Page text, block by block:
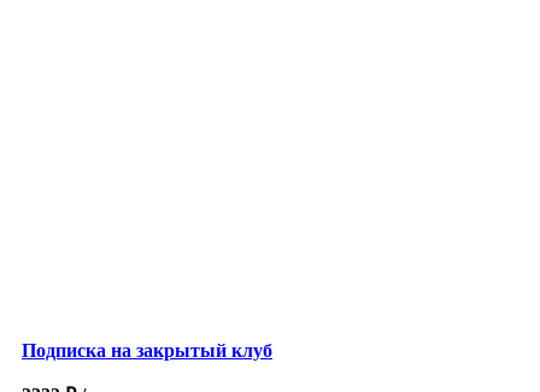
Подписка на закрытый клуб